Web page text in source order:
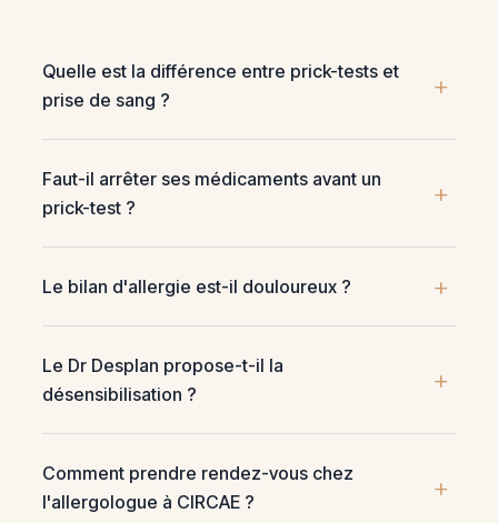
Quelle est la différence entre prick-tests et
prise de sang ?
Faut-il arrêter ses médicaments avant un
prick-test ?
Le bilan d'allergie est-il douloureux ?
Le Dr Desplan propose-t-il la
désensibilisation ?
Comment prendre rendez-vous chez
l'allergologue à CIRCAE ?